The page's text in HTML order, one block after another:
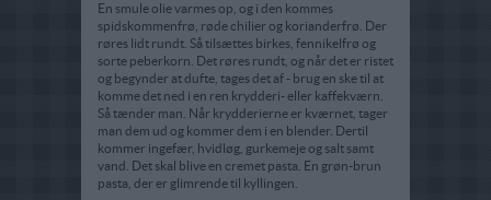
En smule olie varmes op, og i den kommes
spidskommenfrø, røde chilier og korianderfrø. Der
røres lidt rundt. Så tilsættes birkes, fennikelfrø og
sorte peberkorn. Det røres rundt, og når det er ristet
og begynder at dufte, tages det af - brug en ske til at
komme det ned i en ren krydderi- eller kaffekværn.
Så tænder man. Når krydderierne er kværnet, tager
man dem ud og kommer dem i en blender. Dertil
kommer ingefær, hvidløg, gurkemeje og salt samt
vand. Det skal blive en cremet pasta. En grøn-brun
pasta, der er glimrende til kyllingen.